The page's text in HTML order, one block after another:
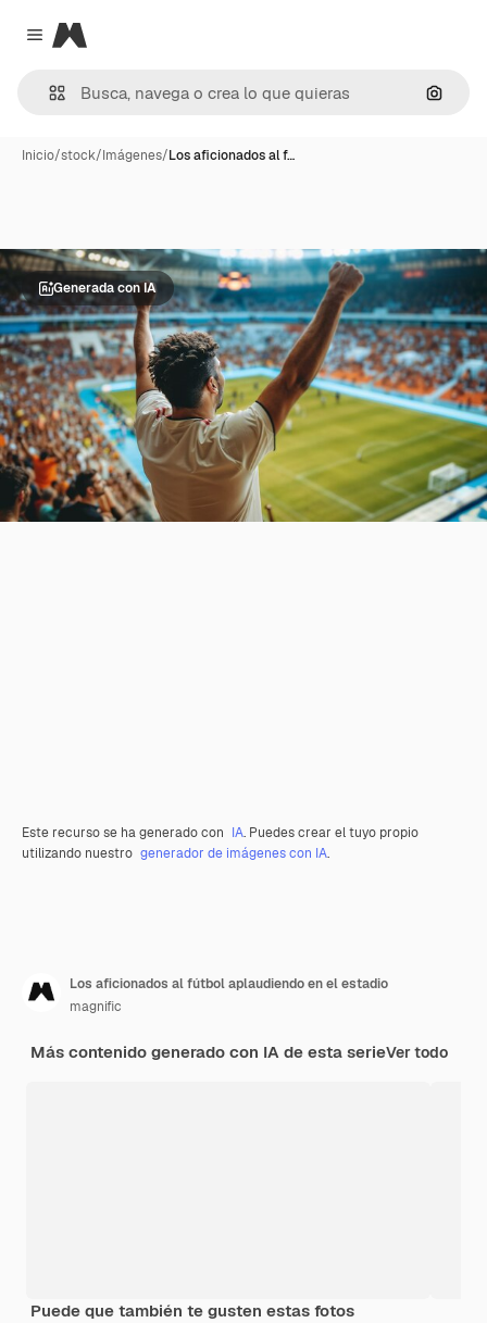
Close menu
Magnific
Inicio/stock/Imágenes/Los aficionados al f…
Generada con IA
Este recurso se ha generado con IA. Puedes crear el tuyo propio
utilizando nuestro generador de imágenes con IA.
Los aficionados al fútbol aplaudiendo en el estadio
magnific
Más contenido generado con IA de esta serieVer todo
Puede que también te gusten estas fotos